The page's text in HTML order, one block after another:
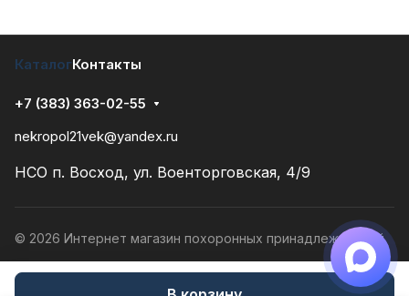
КаталогКонтакты
+7 (383) 363-02-55
nekropol21vek@yandex.ru
НСО п. Восход, ул. Военторговская, 4/9
© 2026 Интернет магазин похоронных принадлежностей
Конфиденциальность Разработано в